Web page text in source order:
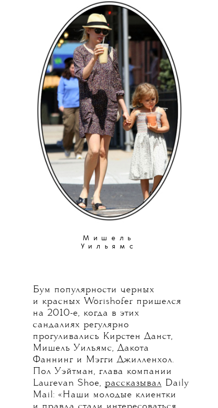
Мишель
Уильямс
Бум популярности черных
и красных Wörishofer пришелся
на 2010-е, когда в этих
сандалиях регулярно
прогуливались Кирстен Данст,
Мишель Уильямс, Дакота
Фаннинг и Мэгги Джилленхол.
Пол Уэйтман, глава компании
Laurevan Shoe, рассказывал Daily
Mail: «Наши молодые клиентки